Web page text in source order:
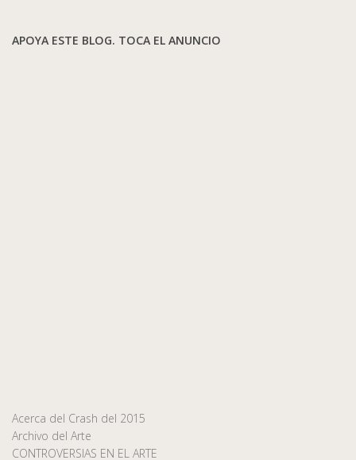
APOYA ESTE BLOG. TOCA EL ANUNCIO
Acerca del Crash del 2015
Archivo del Arte
CONTROVERSIAS EN EL ARTE